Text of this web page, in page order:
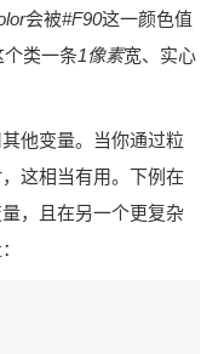
会被#F90这一颜色值
个类一条1像素宽、实心
他变量。当你通过粒
这相当有用。下例在
，且在另一个更复杂